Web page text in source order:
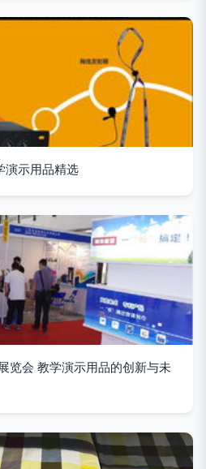
演示用品精选
览会 教学演示用品的创新与未